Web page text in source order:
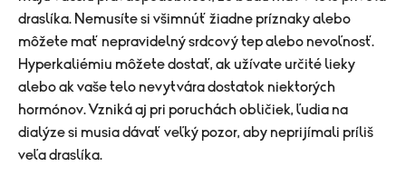
draslíka. Nemusíte si všimnúť žiadne príznaky alebo
môžete mať nepravidelný srdcový tep alebo nevoľnosť.
Hyperkaliémiu môžete dostať, ak užívate určité lieky
alebo ak vaše telo nevytvára dostatok niektorých
hormónov. Vzniká aj pri poruchách obličiek, ľudia na
dialýze si musia dávať veľký pozor, aby neprijímali príliš
veľa draslíka.